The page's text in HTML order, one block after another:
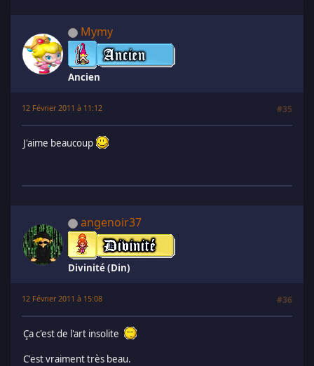
Mymy
Ancien
12 Février 2011 à 11:12 #35
J'aime beaucoup
angenoir37
Divinité (Din)
12 Février 2011 à 15:08 #36
Ça c'est de l'art insolite
C'est vraiment très beau.